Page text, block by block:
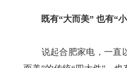
既有“大而美” 也有“小
说起合肥家电，一直以